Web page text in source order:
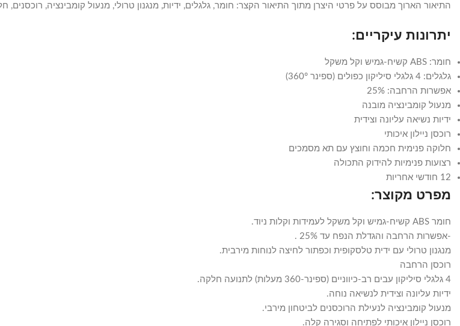
התיאור הארוך מבוסס על פרטי היצרן מתוך התיאור הקצר: חומר, גלגלים, ידיות, מנגנון טרולי, מנעול קומבינציה,
יתרונות עיקריים:
חומר: ABS קשיח-גמיש וקל משקל
גלגלים: 4 גלגלי סיליקון כפולים (ספינר 360°)
אפשרות הרחבה: 25%
מנעול קומבינציה מובנה
ידיות נשיאה עליונה וצידית
רוכסן ניילון איכותי
חלוקה פנימית חכמה וחוצץ עם תא מסמכים
רצועות פנימיות להידוק התכולה
12 חודשי אחריות
מפרט מקוצר:
חומר ABS קשיח-גמיש וקל משקל לעמידות וקלות ניוד.
-אפשרות הרחבה והגדלת הנפח עד 25% .
מנגנון טרולי עם ידית טלסקופית וכפתור לחיצה לנוחות מירבית.
רוכסן הרחבה
4 גלגלי סיליקון עבים רב-כיווניים (ספינר-360 מעלות) לתנועה חלקה.
ידיות עליונה וצידית לנשיאה נוחה.
מנעול קומבינציה לנעילת הרוכסנים לביטחון מירבי.
רוכסן ניילון איכותי לפתיחה וסגירה קלה.